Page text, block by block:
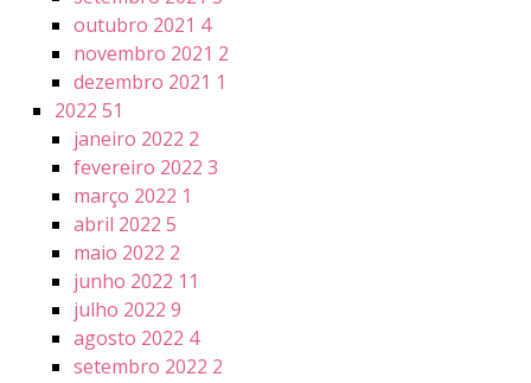
outubro 2021 4
novembro 2021 2
dezembro 2021 1
2022 51
janeiro 2022 2
fevereiro 2022 3
março 2022 1
abril 2022 5
maio 2022 2
junho 2022 11
julho 2022 9
agosto 2022 4
setembro 2022 2